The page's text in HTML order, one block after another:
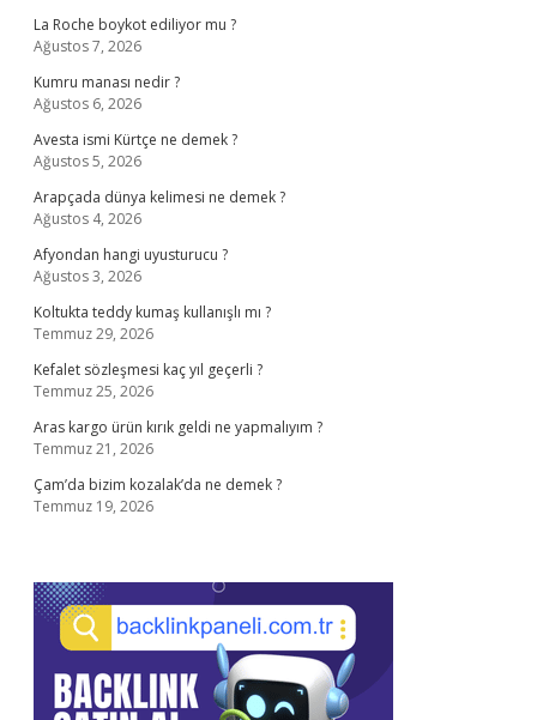
La Roche boykot ediliyor mu ?
Ağustos 7, 2026
Kumru manası nedir ?
Ağustos 6, 2026
Avesta ismi Kürtçe ne demek ?
Ağustos 5, 2026
Arapçada dünya kelimesi ne demek ?
Ağustos 4, 2026
Afyondan hangi uyusturucu ?
Ağustos 3, 2026
Koltukta teddy kumaş kullanışlı mı ?
Temmuz 29, 2026
Kefalet sözleşmesi kaç yıl geçerli ?
Temmuz 25, 2026
Aras kargo ürün kırık geldi ne yapmalıyım ?
Temmuz 21, 2026
Çam’da bizim kozalak’da ne demek ?
Temmuz 19, 2026